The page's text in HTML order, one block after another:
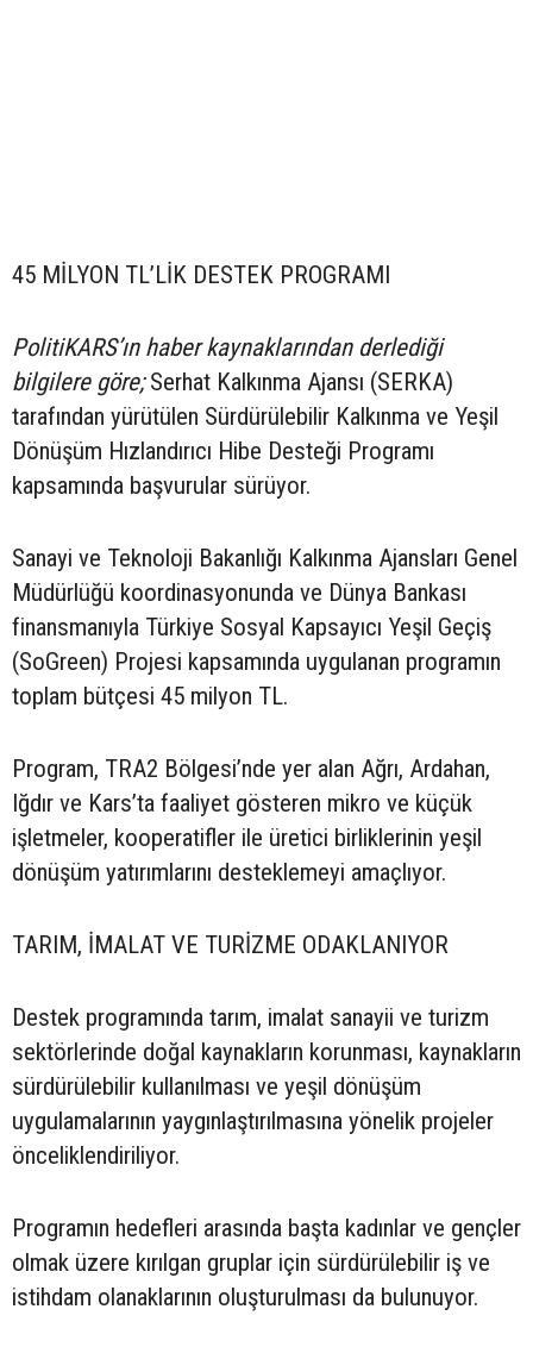
45 MİLYON TL’LİK DESTEK PROGRAMI
PolitiKARS’ın haber kaynaklarından derlediği
bilgilere göre;Serhat Kalkınma Ajansı (SERKA)
tarafından yürütülen Sürdürülebilir Kalkınma ve Yeşil
Dönüşüm Hızlandırıcı Hibe Desteği Programı
kapsamında başvurular sürüyor.
Sanayi ve Teknoloji Bakanlığı Kalkınma Ajansları Genel
Müdürlüğü koordinasyonunda ve Dünya Bankası
finansmanıyla Türkiye Sosyal Kapsayıcı Yeşil Geçiş
(SoGreen) Projesi kapsamında uygulanan programın
toplam bütçesi 45 milyon TL.
Program, TRA2 Bölgesi’nde yer alan Ağrı, Ardahan,
Iğdır ve Kars’ta faaliyet gösteren mikro ve küçük
işletmeler, kooperatifler ile üretici birliklerinin yeşil
dönüşüm yatırımlarını desteklemeyi amaçlıyor.
TARIM, İMALAT VE TURİZME ODAKLANIYOR
Destek programında tarım, imalat sanayii ve turizm
sektörlerinde doğal kaynakların korunması, kaynakların
sürdürülebilir kullanılması ve yeşil dönüşüm
uygulamalarının yaygınlaştırılmasına yönelik projeler
önceliklendiriliyor.
Programın hedefleri arasında başta kadınlar ve gençler
olmak üzere kırılgan gruplar için sürdürülebilir iş ve
istihdam olanaklarının oluşturulması da bulunuyor.